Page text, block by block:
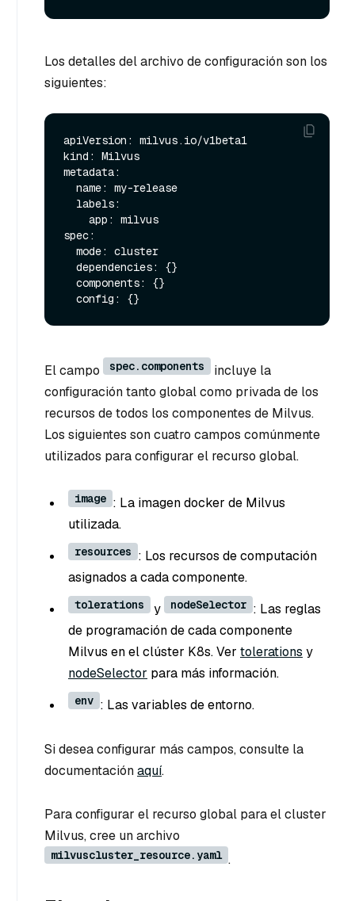
Los detalles del archivo de configuración son los
siguientes:
apiVersion: milvus.io/v1beta1
kind: Milvus
metadata:
spec:
El campo spec.components
incluye la
configuración tanto global como privada de los
recursos de todos los componentes de Milvus.
Los siguientes son cuatro campos comúnmente
utilizados para configurar el recurso global.
image : La imagen docker de Milvus
utilizada.
resources : Los recursos de computación
asignados a cada componente.
tolerations y nodeSelector : Las reglas
de programación de cada componente
Milvus en el clúster K8s. Ver tolerations y
nodeSelector para más información.
env : Las variables de entorno.
Si desea configurar más campos, consulte la
documentaciónaquí.
Para configurar el recurso global para el cluster
Milvus, cree un archivo
milvuscluster_resource.yaml .